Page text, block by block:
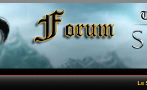
Le